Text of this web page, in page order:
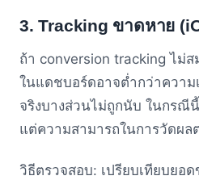
3. Tracking ขาดหาย
ถ้า conversion tracking ไม่
ในแดชบอร์ดอาจต่ำกว่าความ
จริงบางส่วนไม่ถูกนับ ในกรณี
แต่ความสามารถในการวัดผล
วิธีตรวจสอบ: เปรียบเทียบยอ